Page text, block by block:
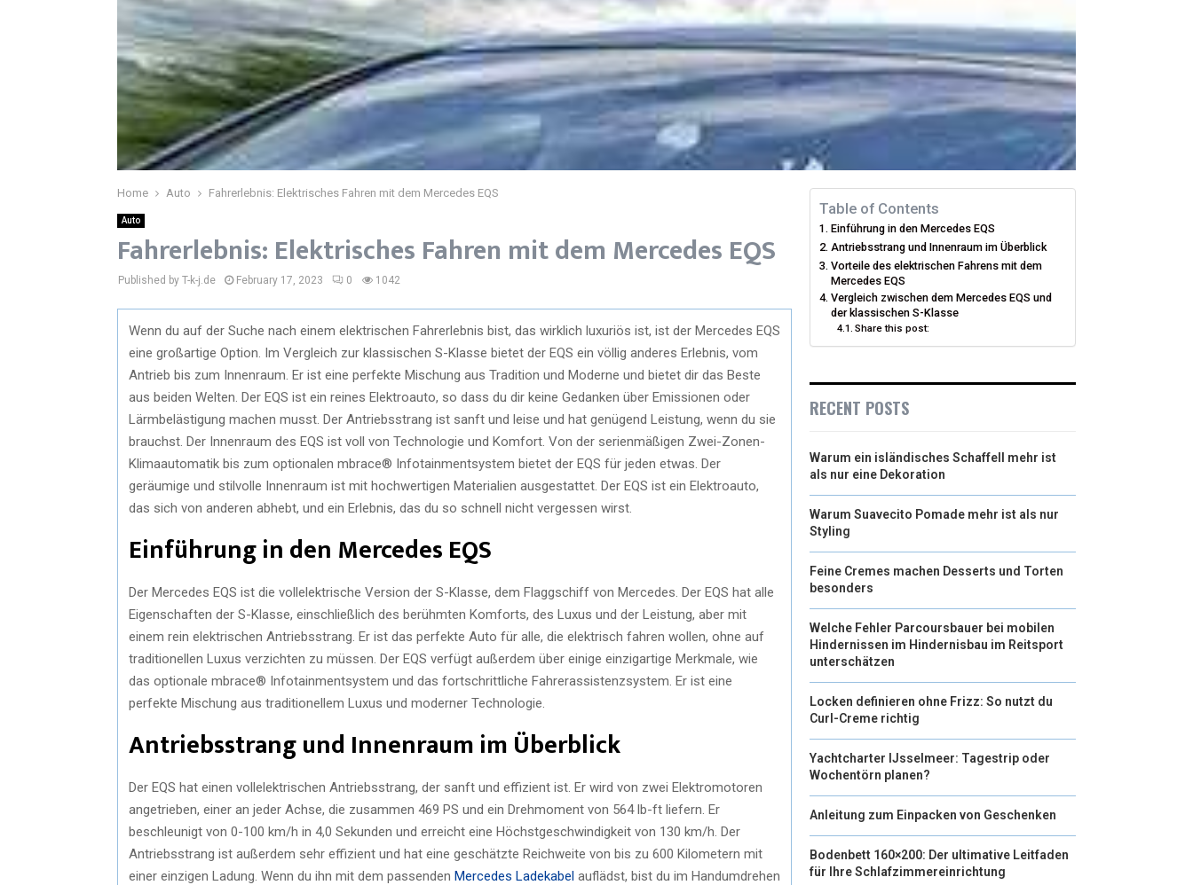
Home Auto Fahrerlebnis: Elektrisches Fahren mit dem Mercedes EQS
Auto
Fahrerlebnis: Elektrisches Fahren mit dem Mercedes EQS
Published by T-k-j.de February 17, 2023 0 1042
Wenn du auf der Suche nach einem elektrischen Fahrerlebnis bist, das wirklich luxuriös ist, ist der Mercedes EQS
eine großartige Option. Im Vergleich zur klassischen S-Klasse bietet der EQS ein völlig anderes Erlebnis, vom
Antrieb bis zum Innenraum. Er ist eine perfekte Mischung aus Tradition und Moderne und bietet dir das Beste
aus beiden Welten. Der EQS ist ein reines Elektroauto, so dass du dir keine Gedanken über Emissionen oder
Lärmbelästigung machen musst. Der Antriebsstrang ist sanft und leise und hat genügend Leistung, wenn du sie
brauchst. Der Innenraum des EQS ist voll von Technologie und Komfort. Von der serienmäßigen Zwei-Zonen-
Klimaautomatik bis zum optionalen mbrace® Infotainmentsystem bietet der EQS für jeden etwas. Der
geräumige und stilvolle Innenraum ist mit hochwertigen Materialien ausgestattet. Der EQS ist ein Elektroauto,
das sich von anderen abhebt, und ein Erlebnis, das du so schnell nicht vergessen wirst.
Einführung in den Mercedes EQS
Der Mercedes EQS ist die vollelektrische Version der S-Klasse, dem Flaggschiff von Mercedes. Der EQS hat alle
Eigenschaften der S-Klasse, einschließlich des berühmten Komforts, des Luxus und der Leistung, aber mit
einem rein elektrischen Antriebsstrang. Er ist das perfekte Auto für alle, die elektrisch fahren wollen, ohne auf
traditionellen Luxus verzichten zu müssen. Der EQS verfügt außerdem über einige einzigartige Merkmale, wie
das optionale mbrace® Infotainmentsystem und das fortschrittliche Fahrerassistenzsystem. Er ist eine
perfekte Mischung aus traditionellem Luxus und moderner Technologie.
Antriebsstrang und Innenraum im Überblick
Der EQS hat einen vollelektrischen Antriebsstrang, der sanft und effizient ist. Er wird von zwei Elektromotoren
angetrieben, einer an jeder Achse, die zusammen 469 PS und ein Drehmoment von 564 lb-ft liefern. Er
beschleunigt von 0-100 km/h in 4,0 Sekunden und erreicht eine Höchstgeschwindigkeit von 130 km/h. Der
Antriebsstrang ist außerdem sehr effizient und hat eine geschätzte Reichweite von bis zu 600 Kilometern mit
einer einzigen Ladung. Wenn du ihn mit dem passenden Mercedes Ladekabel auflädst, bist du im Handumdrehen
Table of Contents
Einführung in den Mercedes EQS
Antriebsstrang und Innenraum im Überblick
Vorteile des elektrischen Fahrens mit dem
Mercedes EQS
Vergleich zwischen dem Mercedes EQS und
der klassischen S-Klasse
Share this post:
RECENT POSTS
Warum ein isländisches Schaffell mehr ist
als nur eine Dekoration
Warum Suavecito Pomade mehr ist als nur
Styling
Feine Cremes machen Desserts und Torten
besonders
Welche Fehler Parcoursbauer bei mobilen
Hindernissen im Hindernisbau im Reitsport
unterschätzen
Locken definieren ohne Frizz: So nutzt du
Curl-Creme richtig
Yachtcharter IJsselmeer: Tagestrip oder
Wochentörn planen?
Anleitung zum Einpacken von Geschenken
Bodenbett 160×200: Der ultimative Leitfaden
für Ihre Schlafzimmereinrichtung